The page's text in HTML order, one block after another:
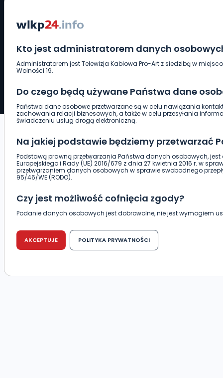
Kto jest administratorem danych
Administratorem jest Telewizja Kablowa Pro-Art z siedzibą w
Wolności 19.
Do czego będą używane Państwa dane
Państwa dane osobowe przetwarzane są w celu nawiązania
zachowania relacji biznesowych, a także w celu przesyłania
świadczeniu usług drogą elektroniczną.
Na jakiej podstawie będziemy przetwarzać
Podstawą prawną przetwarzania Państwa danych osobowych, jest
Europejskiego i Rady (UE) 2016/679 z dnia 27 kwietnia 2016 r. w
przetwarzaniem danych osobowych w sprawie swobodnego
95/46/WE (RODO).
Czy jest możliwość cofnięcia zgody?
Podanie danych osobowych jest dobrowolne, nie jest wymogiem
tradycyjna) tak, aby dotarła do wiadomości Telewizji Kablowej
(63-400) przy ul. Wolności 19.
Telewizja Kablowa Pro-Art z siedzibą w miejscowości Ostrów
AKCEPTUJE POLITYKA PRYWATNOŚCI
Projekt i wykonanie: